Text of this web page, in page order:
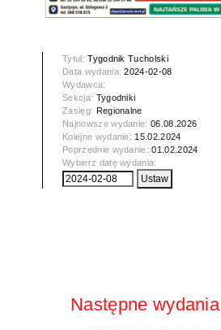
Tytuł:Tygodnik Tucholski
Data wydania:2024-02-08
Wydawca:
Sekcja: Tygodniki
Zasięg: Regionalne
Najnowsze wydanie:06.08.2026
Kolejne wydanie: 15.02.2024
Poprzednie wydanie:01.02.2024
Wybierz datę wydania:
Następne wydania